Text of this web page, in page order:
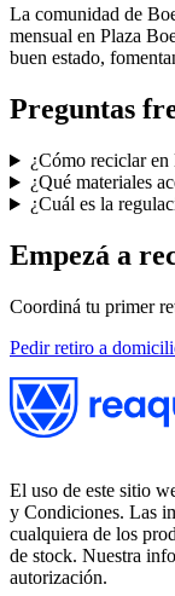
La comunidad de
mensual en Plaza
buen estado,
Preguntas
¿Cómo reciclar
¿Qué materiales
¿Cuál es la
Empezá a
Coordiná tu primer
Pedir retiro a
El uso de este sitio
y Condiciones. Las
cualquiera de los
de stock. Nuestra
autorización.